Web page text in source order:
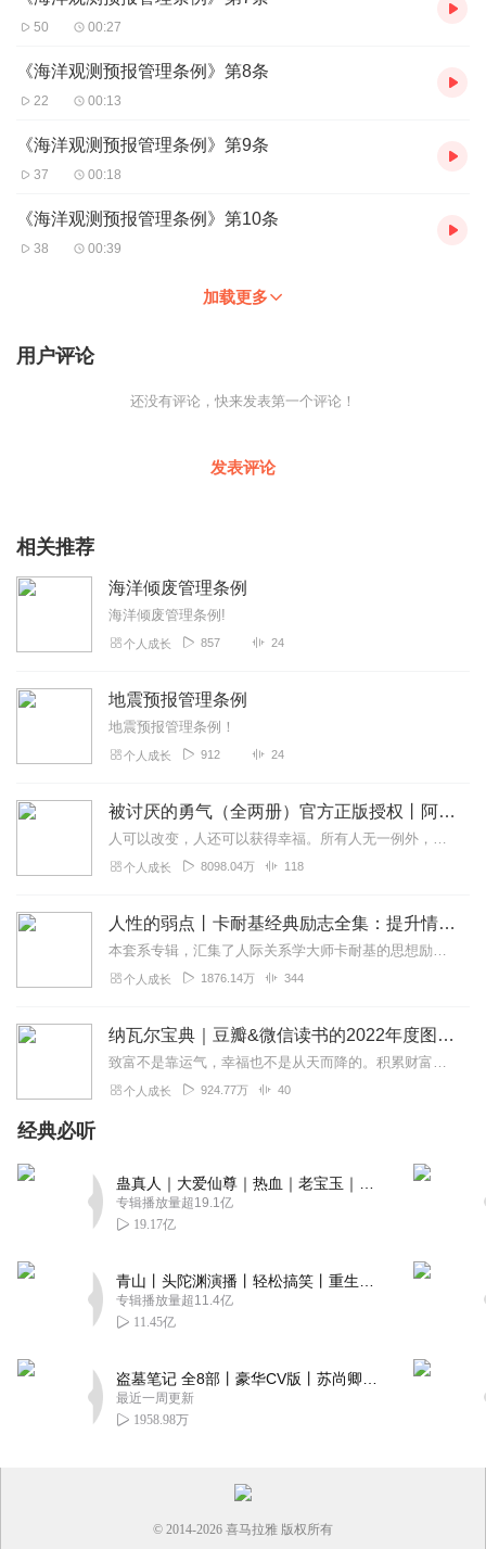
50 00:27
《海洋观测预报管理条例》第8条
22 00:13
《海洋观测预报管理条例》第9条
37 00:18
《海洋观测预报管理条例》第10条
38 00:39
加载更多
用户评论
还没有评论，快来发表第一个评论！
发表评论
相关推荐
海洋倾废管理条例
海洋倾废管理条例!
个人成长 857 24
地震预报管理条例
地震预报管理条例！
个人成长 912 24
被讨厌的勇气（全两册）官方正版授权丨阿德勒心理学畅销经典｜幸福的勇气
人可以改变，人还可以获得幸福。所有人无一例外，都能如此。——阿德勒心理学一名深陷自卑、无能与不幸福的青年，听到了一名哲人主张的“世界无比单纯，人人都能幸福”便来...
个人成长 8098.04万 118
人性的弱点丨卡耐基经典励志全集：提升情商和沟通技巧
本套系专辑，汇集了人际关系学大师卡耐基的思想励志精华，收录《人性的弱点》《人性的优点》《语言的突破》《美好的人生》《快乐的人生》等所有经典！是卡耐基的经典合辑，...
个人成长 1876.14万 344
纳瓦尔宝典｜豆瓣&微信读书的2022年度图书|从白手起家到财务自由
致富不是靠运气，幸福也不是从天而降的。积累财富和幸福生活是我们可以学习的技能。这本书收集整理了硅谷投资人纳瓦尔在过去十年里通过推特、播客和采访等方式分享的人生智...
个人成长 924.77万 40
经典必听
专辑播放量超19.1亿
19.17亿
专辑播放量超11.4亿
11.45亿
最近一周更新
1958.98万
© 2014-2026 喜马拉雅 版权所有